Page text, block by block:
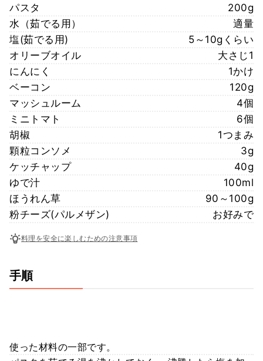
パスタ
200g
水（茹でる用）
適量
塩(茹でる用)
5～10gくらい
オリーブオイル
大さじ1
にんにく
1かけ
ベーコン
120g
マッシュルーム
4個
ミニトマト
6個
胡椒
1つまみ
顆粒コンソメ
3g
ケッチャップ
40g
ゆで汁
100ml
ほうれん草
90～100g
粉チーズ(パルメザン)
お好みで
料理を安全に楽しむための注意事項
手順
使った材料の一部です。